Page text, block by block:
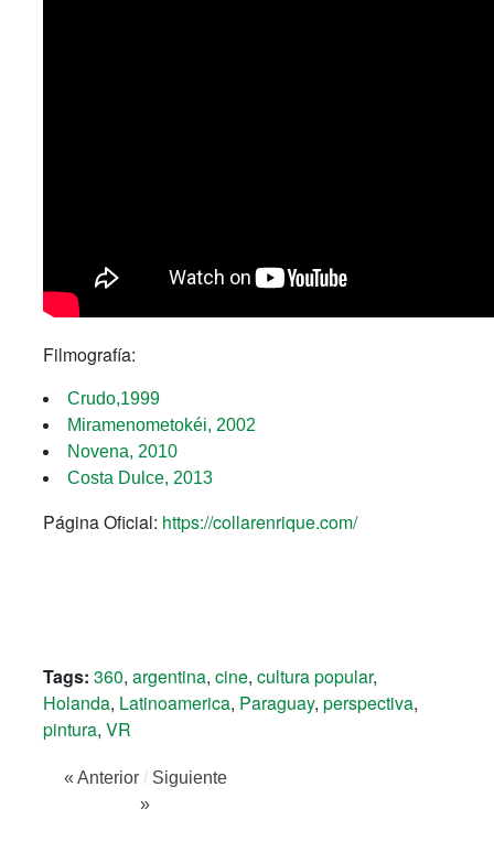
Filmografía:
Crudo,1999
Miramenometokéi, 2002
Novena, 2010
Costa Dulce, 2013
Página Oficial: https://collarenrique.com/
Tags: 360, argentina, cine, cultura popular,
Holanda, Latinoamerica, Paraguay, perspectiva,
pintura, VR
« Anterior / Siguiente
»